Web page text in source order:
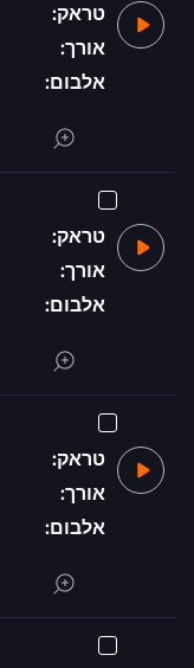
טראק:
אורך:
אלבום:
טראק:
אורך:
אלבום:
טראק:
אורך:
אלבום: